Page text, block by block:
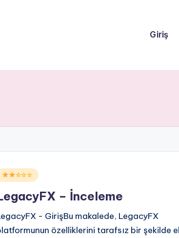
Giriş
☆☆☆
– İnceleme
- GirişBu makalede, LegacyFX
özelliklerini tarafsız bir şekilde